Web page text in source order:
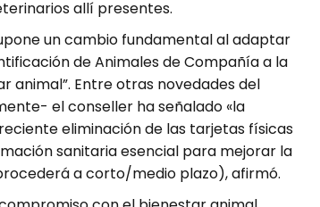
allí presentes.
un cambio fundamental al adaptar
de Animales de Compañía a la
animal”. Entre otras novedades del
el conseller ha señalado «la
eliminación de las tarjetas físicas
sanitaria esencial para mejorar la
a corto/medio plazo), afirmó.